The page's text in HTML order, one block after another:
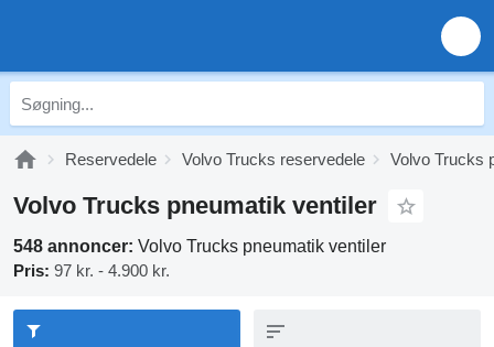
Reservedele Volvo Trucks reservedele Volvo Trucks
Volvo Trucks pneumatik ventiler
548 annoncer: Volvo Trucks pneumatik ventiler
Pris: 97 kr. - 4.900 kr.